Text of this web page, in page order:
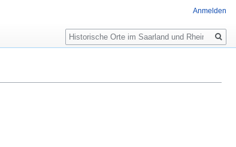
Anmelden
Suche